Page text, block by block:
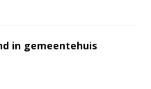
in gemeentehuis